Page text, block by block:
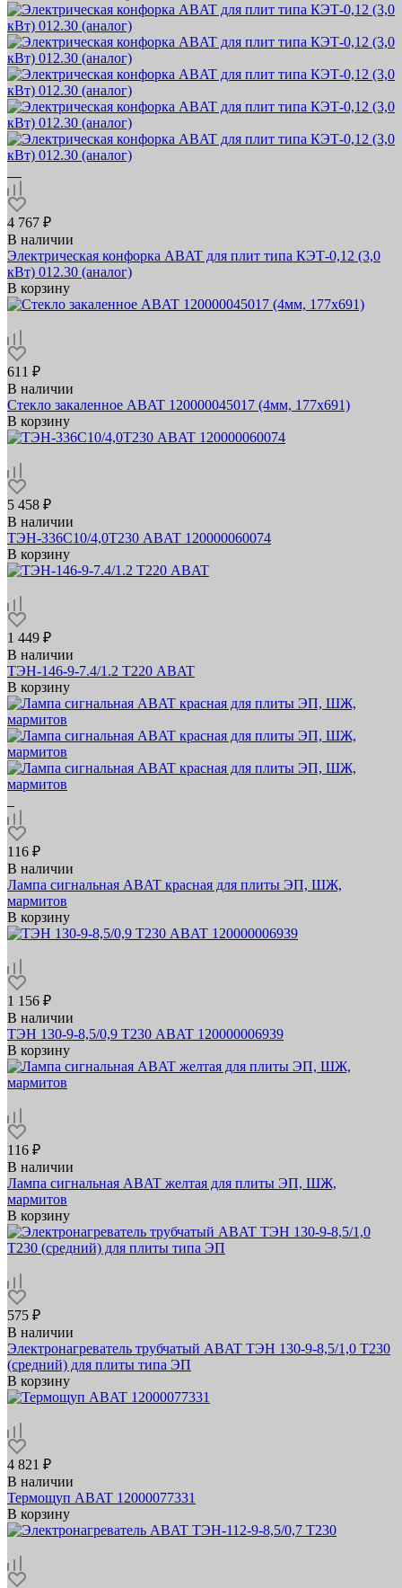
4 767 ₽
В наличии
Электрическая конфорка ABAT для плит типа КЭТ-0,12 (3,0
кВт) 012.30 (аналог)
В корзину
611 ₽
В наличии
Стекло закаленное ABAT 120000045017 (4мм, 177х691)
В корзину
5 458 ₽
В наличии
ТЭН-336С10/4,0Т230 ABAT 120000060074
В корзину
1 449 ₽
В наличии
ТЭН-146-9-7.4/1.2 Т220 ABAT
В корзину
116 ₽
В наличии
Лампа сигнальная ABAT красная для плиты ЭП, ШЖ,
мармитов
В корзину
1 156 ₽
В наличии
ТЭН 130-9-8,5/0,9 Т230 ABAT 120000006939
В корзину
116 ₽
В наличии
Лампа сигнальная ABAT желтая для плиты ЭП, ШЖ,
мармитов
В корзину
575 ₽
В наличии
Электронагреватель трубчатый ABAT ТЭН 130-9-8,5/1,0 Т230
(средний) для плиты типа ЭП
В корзину
4 821 ₽
В наличии
Термощуп ABAT 12000077331
В корзину